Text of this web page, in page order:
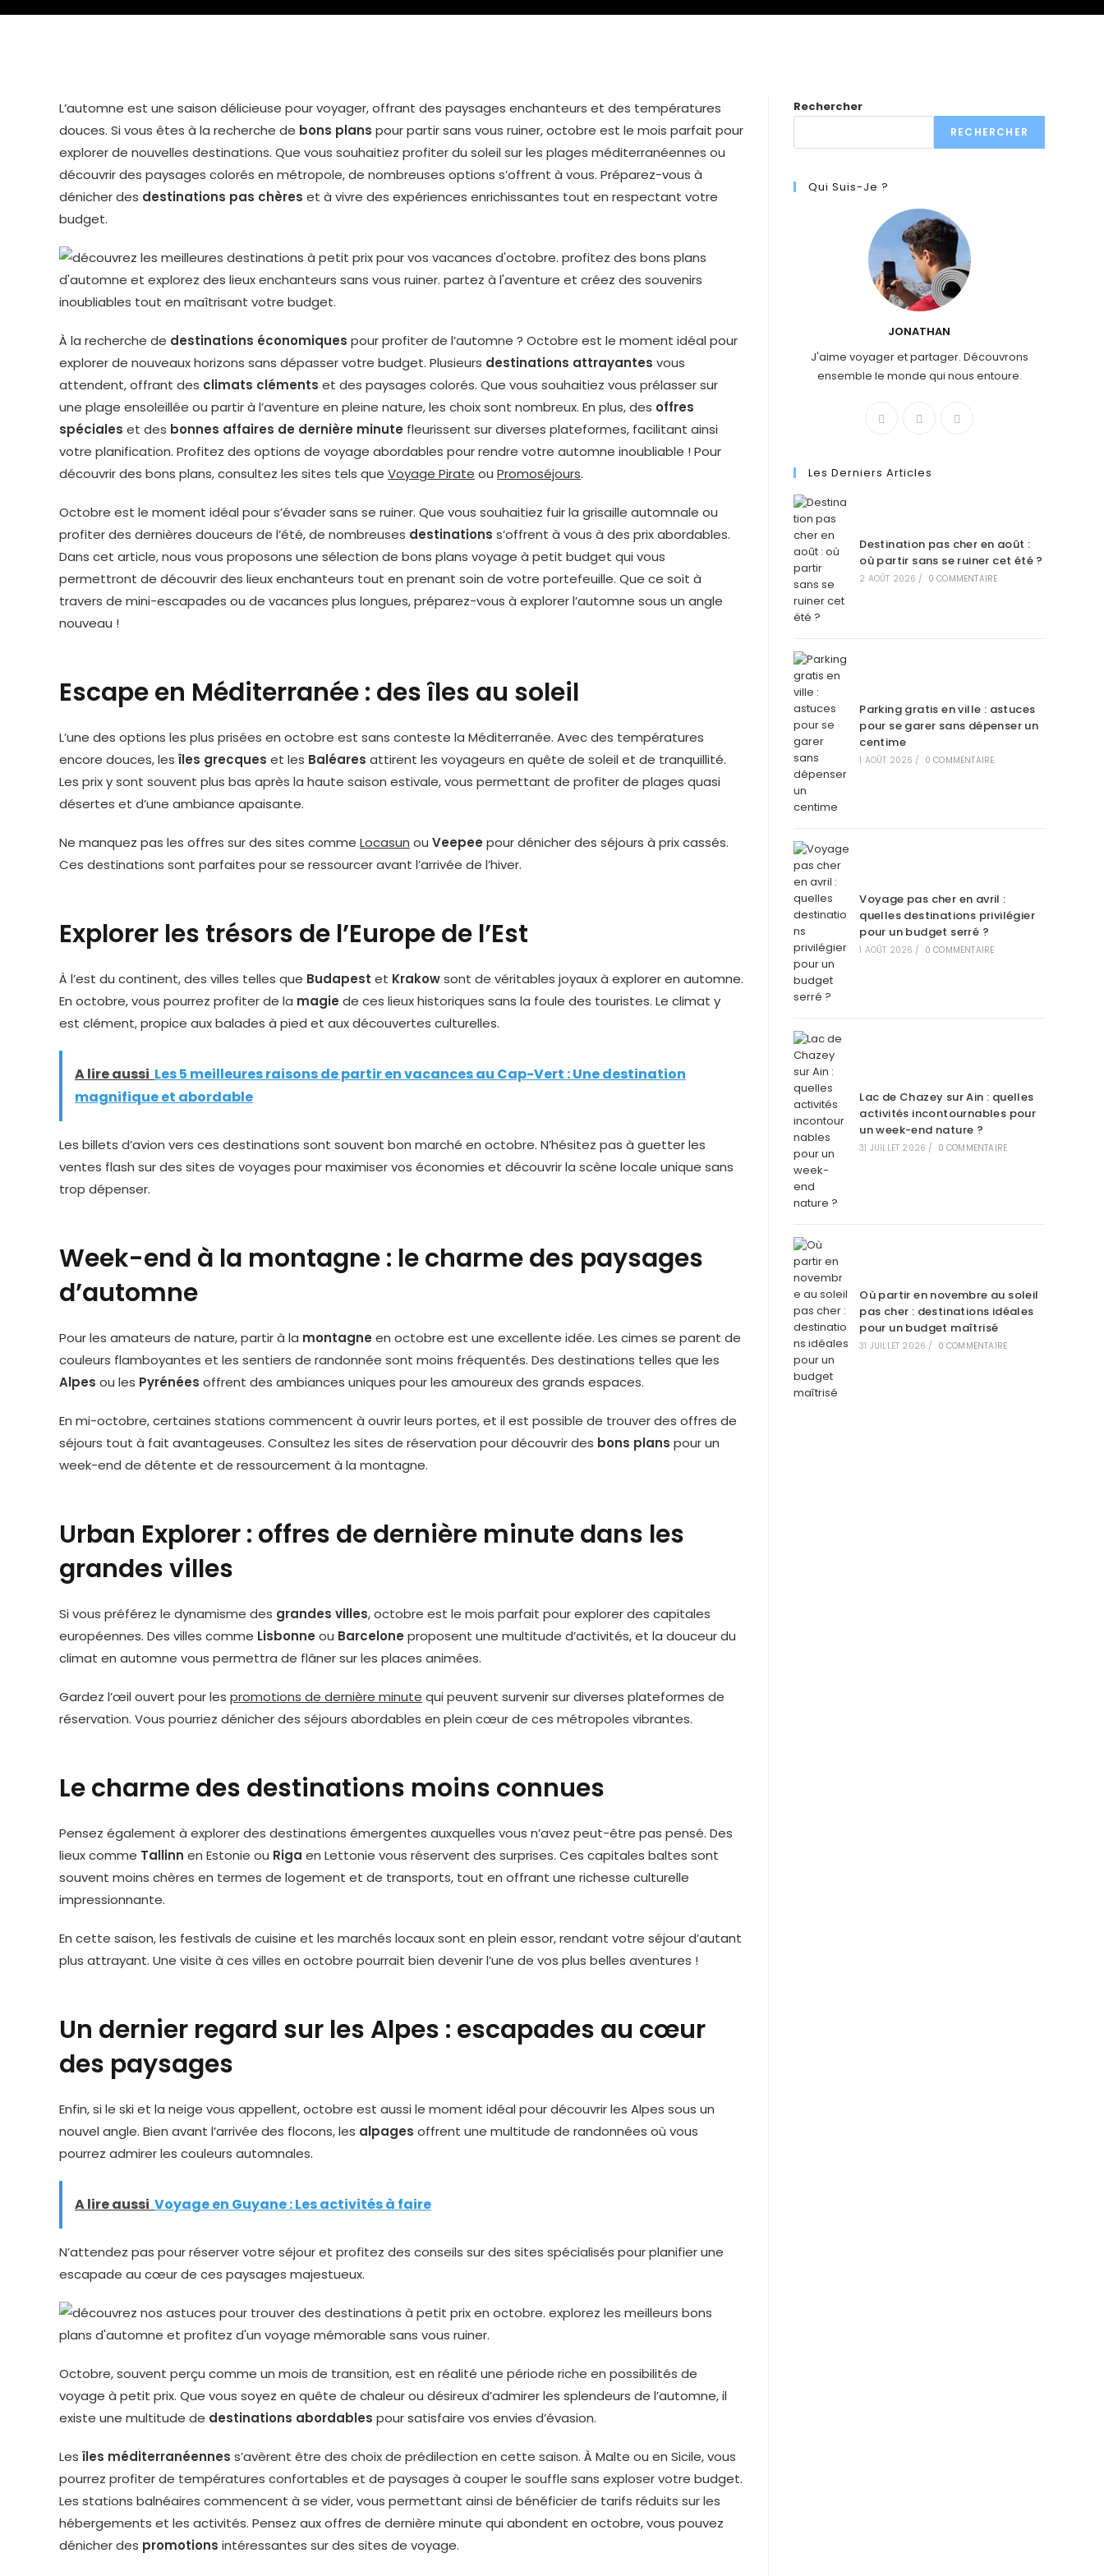
L’automne est une saison délicieuse pour voyager, offrant des paysages enchanteurs et des températures
douces. Si vous êtes à la recherche de bons plans pour partir sans vous ruiner, octobre est le mois parfait pour
explorer de nouvelles destinations. Que vous souhaitiez profiter du soleil sur les plages méditerranéennes ou
découvrir des paysages colorés en métropole, de nombreuses options s’offrent à vous. Préparez-vous à
dénicher des destinations pas chères et à vivre des expériences enrichissantes tout en respectant votre
budget.
À la recherche de destinations économiques pour profiter de l’automne ? Octobre est le moment idéal pour
explorer de nouveaux horizons sans dépasser votre budget. Plusieurs destinations attrayantes vous
attendent, offrant des climats cléments et des paysages colorés. Que vous souhaitiez vous prélasser sur
une plage ensoleillée ou partir à l’aventure en pleine nature, les choix sont nombreux. En plus, des offres
spéciales et des bonnes affaires de dernière minute fleurissent sur diverses plateformes, facilitant ainsi
votre planification. Profitez des options de voyage abordables pour rendre votre automne inoubliable ! Pour
découvrir des bons plans, consultez les sites tels que Voyage Pirate ou Promoséjours.
Octobre est le moment idéal pour s’évader sans se ruiner. Que vous souhaitiez fuir la grisaille automnale ou
profiter des dernières douceurs de l’été, de nombreuses destinations s’offrent à vous à des prix abordables.
Dans cet article, nous vous proposons une sélection de bons plans voyage à petit budget qui vous
permettront de découvrir des lieux enchanteurs tout en prenant soin de votre portefeuille. Que ce soit à
travers de mini-escapades ou de vacances plus longues, préparez-vous à explorer l’automne sous un angle
nouveau !
Escape en Méditerranée : des îles au soleil
L’une des options les plus prisées en octobre est sans conteste la Méditerranée. Avec des températures
encore douces, les îles grecques et les Baléares attirent les voyageurs en quête de soleil et de tranquillité.
Les prix y sont souvent plus bas après la haute saison estivale, vous permettant de profiter de plages quasi
désertes et d’une ambiance apaisante.
Ne manquez pas les offres sur des sites comme Locasun ou Veepee pour dénicher des séjours à prix cassés.
Ces destinations sont parfaites pour se ressourcer avant l’arrivée de l’hiver.
Explorer les trésors de l’Europe de l’Est
À l’est du continent, des villes telles que Budapest et Krakowsont de véritables joyaux à explorer en automne.
En octobre, vous pourrez profiter de la magie de ces lieux historiques sans la foule des touristes. Le climat y
est clément, propice aux balades à pied et aux découvertes culturelles.
A lire aussi Les 5 meilleures raisons de partir en vacances au Cap-Vert : Une destination
magnifique et abordable
Les billets d’avion vers ces destinations sont souvent bon marché en octobre. N’hésitez pas à guetter les
ventes flash sur des sites de voyages pour maximiser vos économies et découvrir la scène locale unique sans
trop dépenser.
Week-end à la montagne : le charme des paysages
d’automne
Pour les amateurs de nature, partir à la montagne en octobre est une excellente idée. Les cimes se parent de
couleurs flamboyantes et les sentiers de randonnée sont moins fréquentés. Des destinations telles que les
Alpes ou les Pyrénées offrent des ambiances uniques pour les amoureux des grands espaces.
En mi-octobre, certaines stations commencent à ouvrir leurs portes, et il est possible de trouver des offres de
séjours tout à fait avantageuses. Consultez les sites de réservation pour découvrir des bons plans pour un
week-end de détente et de ressourcement à la montagne.
Urban Explorer : offres de dernière minute dans les
grandes villes
Si vous préférez le dynamisme des grandes villes, octobre est le mois parfait pour explorer des capitales
européennes. Des villes comme Lisbonne ou Barcelone proposent une multitude d’activités, et la douceur du
climat en automne vous permettra de flâner sur les places animées.
Gardez l’œil ouvert pour les promotions de dernière minute qui peuvent survenir sur diverses plateformes de
réservation. Vous pourriez dénicher des séjours abordables en plein cœur de ces métropoles vibrantes.
Le charme des destinations moins connues
Pensez également à explorer des destinations émergentes auxquelles vous n’avez peut-être pas pensé. Des
lieux comme Tallinn en Estonie ou Riga en Lettonie vous réservent des surprises. Ces capitales baltes sont
souvent moins chères en termes de logement et de transports, tout en offrant une richesse culturelle
impressionnante.
En cette saison, les festivals de cuisine et les marchés locaux sont en plein essor, rendant votre séjour d’autant
plus attrayant. Une visite à ces villes en octobre pourrait bien devenir l’une de vos plus belles aventures !
Un dernier regard sur les Alpes : escapades au cœur
des paysages
Enfin, si le ski et la neige vous appellent, octobre est aussi le moment idéal pour découvrir les Alpes sous un
nouvel angle. Bien avant l’arrivée des flocons, les alpages offrent une multitude de randonnées où vous
pourrez admirer les couleurs automnales.
A lire aussi Voyage en Guyane : Les activités à faire
N’attendez pas pour réserver votre séjour et profitez des conseils sur des sites spécialisés pour planifier une
escapade au cœur de ces paysages majestueux.
Octobre, souvent perçu comme un mois de transition, est en réalité une période riche en possibilités de
voyage à petit prix. Que vous soyez en quête de chaleur ou désireux d’admirer les splendeurs de l’automne, il
existe une multitude de destinations abordables pour satisfaire vos envies d’évasion.
Les îles méditerranéennes s’avèrent être des choix de prédilection en cette saison. À Malte ou en Sicile, vous
pourrez profiter de températures confortables et de paysages à couper le souffle sans exploser votre budget.
Les stations balnéaires commencent à se vider, vous permettant ainsi de bénéficier de tarifs réduits sur les
hébergements et les activités. Pensez aux offres de dernière minute qui abondent en octobre, vous pouvez
dénicher des promotions intéressantes sur des sites de voyage.
Rechercher
RECHERCHER
Qui Suis-Je ?
JONATHAN
J'aime voyager et partager. Découvrons
ensemble le monde qui nous entoure.
Les Derniers Articles
Destination pas cher en août :
où partir sans se ruiner cet été ?
2 AOÛT 2026 / 0 COMMENTAIRE
Parking gratis en ville : astuces
pour se garer sans dépenser un
centime
1 AOÛT 2026 / 0 COMMENTAIRE
Voyage pas cher en avril :
quelles destinations privilégier
pour un budget serré ?
1 AOÛT 2026 / 0 COMMENTAIRE
Lac de Chazey sur Ain : quelles
activités incontournables pour
un week-end nature ?
31 JUILLET 2026 / 0 COMMENTAIRE
Où partir en novembre au soleil
pas cher : destinations idéales
pour un budget maîtrisé
31 JUILLET 2026 / 0 COMMENTAIRE